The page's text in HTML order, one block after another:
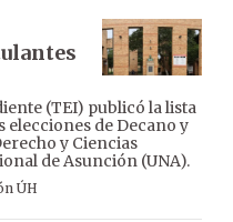
(TEI) publicó la lista
elecciones de Decano y
y Ciencias
de Asunción (UNA).
ÚH